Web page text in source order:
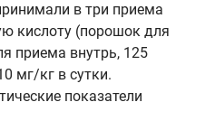
в три приема
кислоту (порошок для
приема внутрь, 125
мг/кг в сутки.
показатели